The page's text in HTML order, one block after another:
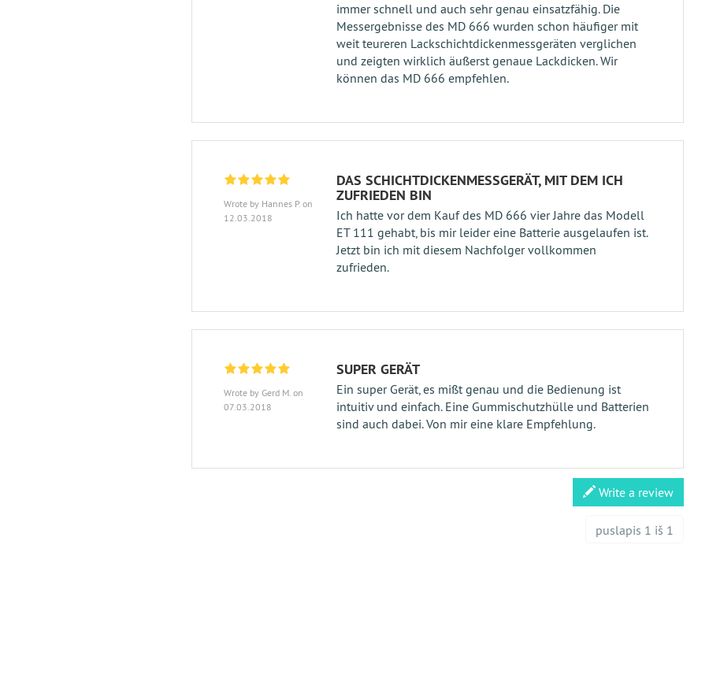
immer schnell und auch sehr genau einsatzfähig. Die
Messergebnisse des MD 666 wurden schon häufiger mit
weit teureren Lackschichtdickenmessgeräten verglichen
und zeigten wirklich äußerst genaue Lackdicken. Wir
können das MD 666 empfehlen.
Wrote by Hannes P. on
12.03.2018
DAS SCHICHTDICKENMESSGERÄT, MIT DEM ICH
ZUFRIEDEN BIN
Ich hatte vor dem Kauf des MD 666 vier Jahre das Modell
ET 111 gehabt, bis mir leider eine Batterie ausgelaufen ist.
Jetzt bin ich mit diesem Nachfolger vollkommen
zufrieden.
Wrote by Gerd M. on
07.03.2018
SUPER GERÄT
Ein super Gerät, es mißt genau und die Bedienung ist
intuitiv und einfach. Eine Gummischutzhülle und Batterien
sind auch dabei. Von mir eine klare Empfehlung.
Write a review
puslapis 1 iš 1